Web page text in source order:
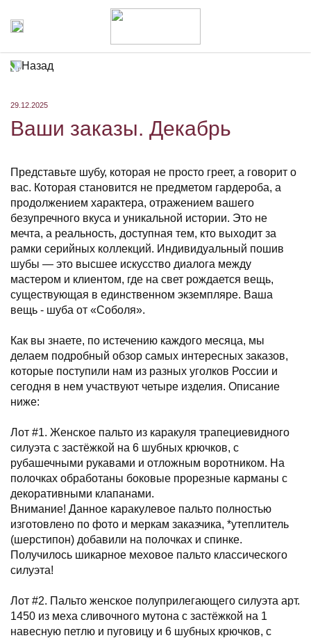
Назад
29.12.2025
Ваши заказы. Декабрь
Представьте шубу, которая не просто греет, а говорит о
вас. Которая становится не предметом гардероба, а
продолжением характера, отражением вашего
безупречного вкуса и уникальной истории. Это не
мечта, а реальность, доступная тем, кто выходит за
рамки серийных коллекций. Индивидуальный пошив
шубы — это высшее искусство диалога между
мастером и клиентом, где на свет рождается вещь,
существующая в единственном экземпляре. Ваша
вещь - шуба от «Соболя».
Как вы знаете, по истечению каждого месяца, мы
делаем подробный обзор самых интересных заказов,
которые поступили нам из разных уголков России и
сегодня в нем участвуют четыре изделия. Описание
ниже:
Лот #1. Женское пальто из каракуля трапециевидного
силуэта с застёжкой на 6 шубных крючков, с
рубашечными рукавами и отложным воротником. На
полочках обработаны боковые прорезные карманы с
декоративными клапанами.
Внимание! Данное каракулевое пальто полностью
изготовлено по фото и меркам заказчика, *утеплитель
(шерстипон) добавили на полочках и спинке.
Получилось шикарное меховое пальто классического
силуэта!
Лот #2. Пальто женское полуприлегающего силуэта арт.
1450 из меха сливочного мутона с застёжкой на 1
навесную петлю и пуговицу и 6 шубных крючков, с